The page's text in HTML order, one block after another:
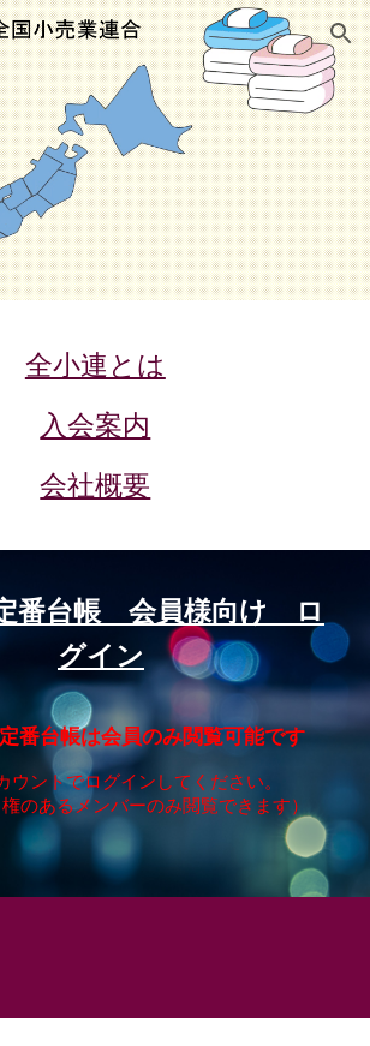
Skip to navigation
全小連とは
入会案内
会社概要
番台帳 会員様向け ロ
グイン
番台帳は会員のみ閲覧可能です
ウントでログインしてください。
のあるメンバーのみ閲覧できます）